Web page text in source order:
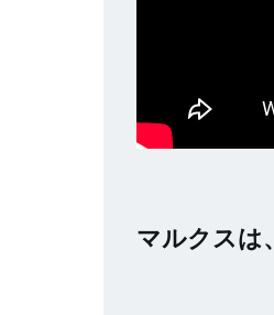
マルクスは、